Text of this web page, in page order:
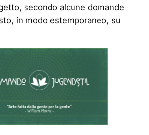
secondo alcune domande
in modo estemporaneo, su